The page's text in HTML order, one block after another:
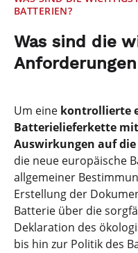
BATTERIEN?
Was sind die
Um eine kontrollierte
Batterielieferkette
Auswirkungen auf
die neue europäische
allgemeiner
Erstellung der
Batterie über die
Deklaration des
bis hin zur Politik des